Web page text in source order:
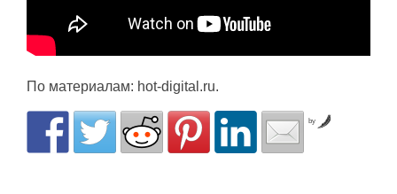
По материалам: hot-digital.ru.
by